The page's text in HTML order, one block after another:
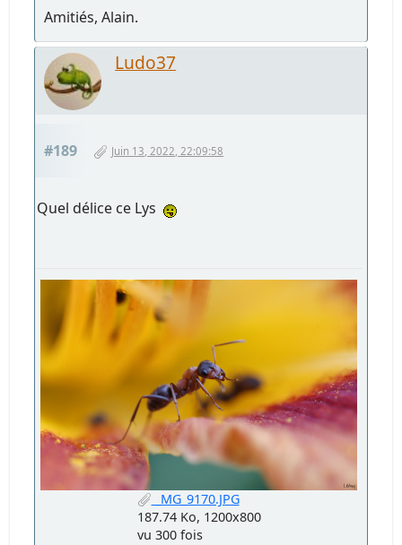
Amitiés, Alain.
Ludo37
#189 Juin 13, 2022, 22:09:58
Quel délice ce Lys
_MG_9170.JPG
187.74 Ko, 1200x800
vu 300 fois